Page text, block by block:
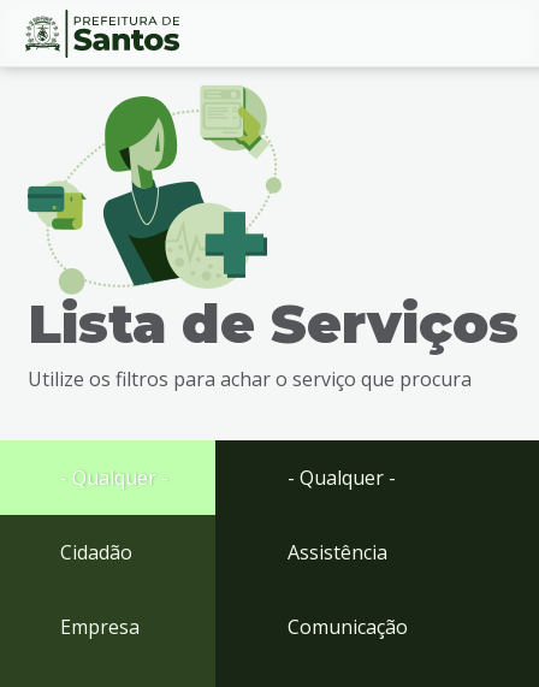
Ir
busca
Ir
rodapé
Conteúdo
Lista de Serviços
Utilize os filtros para achar o serviço que procura
- Qualquer -
Cidadão
Empresa
- Qualquer -
Assistência
Comunicação